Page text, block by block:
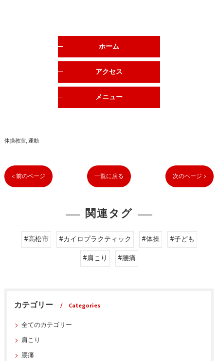
ホーム
アクセス
メニュー
体操教室 運動
< 前のページ 一覧に戻る 次のページ >
関連タグ
#高松市 #カイロプラクティック #体操
#子ども
#肩こり
#腰痛
カテゴリー
Categories
全てのカテゴリー
肩こり
腰痛